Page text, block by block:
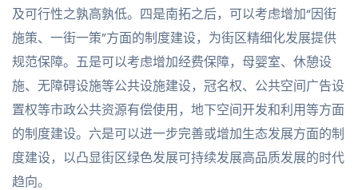
及可行性之孰高孰低。四是南拓之后，可以考虑增加“因街
施策、一街一策”方面的制度建设，为街区精细化发展提供
规范保障。五是可以考虑增加经费保障，母婴室、休憩设
施、无障碍设施等公共设施建设，冠名权、公共空间广告设
置权等市政公共资源有偿使用，地下空间开发和利用等方面
的制度建设。六是可以进一步完善或增加生态发展方面的制
度建设，以凸显街区绿色发展可持续发展高品质发展的时代
趋向。